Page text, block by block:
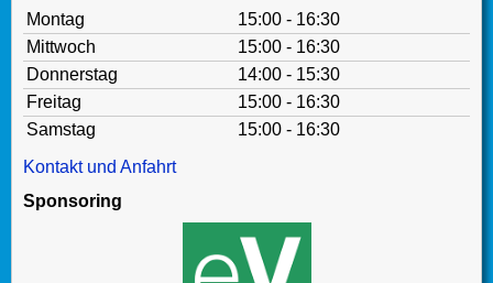
Montag
15:00 - 16:30
Mittwoch
15:00 - 16:30
Donnerstag
14:00 - 15:30
Freitag
15:00 - 16:30
Samstag
15:00 - 16:30
Kontakt und Anfahrt
Sponsoring